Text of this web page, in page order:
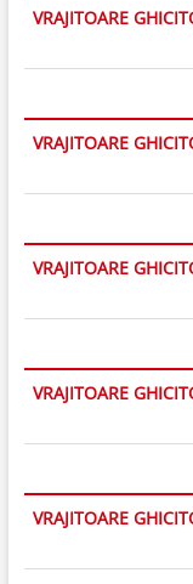
VRAJITOARE
VRAJITOARE
VRAJITOARE
VRAJITOARE
VRAJITOARE